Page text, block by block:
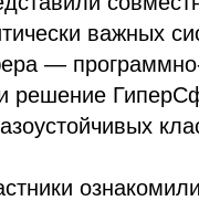
важных
—
решение